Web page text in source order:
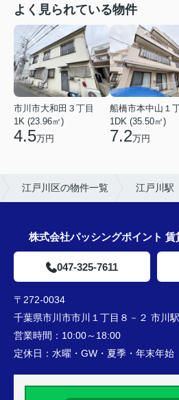
よく見られている物件
市川市大和田３丁目
1K (23.96㎡)
4.5万円
船橋市本中山１
1DK (35.50㎡)
7.2万円
江戸川区の物件一覧 江戸川駅
株式会社パッシングポイント
047-325-7611
〒272-0034
千葉県市川市市川１丁目８－２ 市川
営業時間： 10:00～18:00
定休日： 水曜・GW・夏季・年末年始